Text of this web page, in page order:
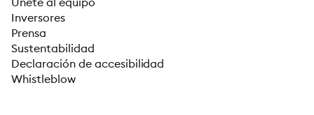
Inversores
Prensa
Sustentabilidad
Declaración de accesibilidad
Whistleblow